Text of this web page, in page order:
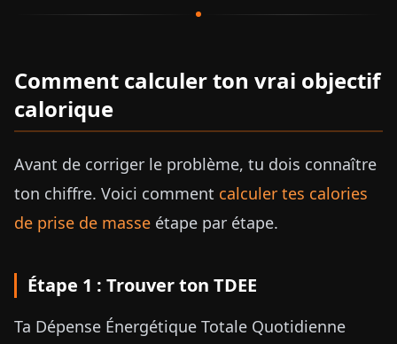
Comment calculer ton vrai objectif
calorique
Avant de corriger le problème, tu dois connaître
ton chiffre. Voici comment calculer tes calories
de prise de masse étape par étape.
Étape 1 : Trouver ton TDEE
Ta Dépense Énergétique Totale Quotidienne